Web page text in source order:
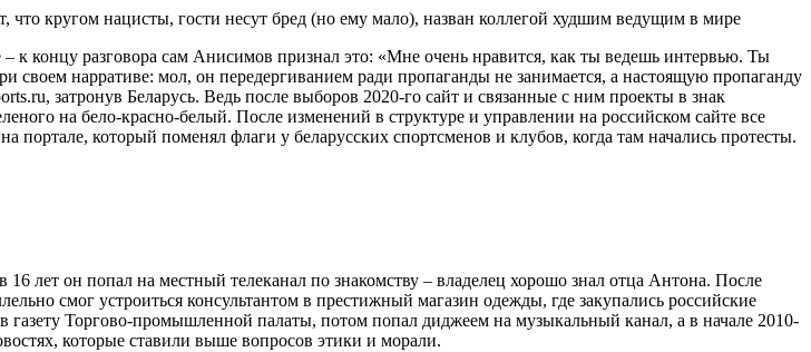
концу разговора сам Анисимов признал это: «Мне очень нравится, как ты ведешь интервью. Ты
нарративе: мол, он передергиванием ради пропаганды не занимается, а настоящую пропаганду
затронув Беларусь. Ведь после выборов 2020-го сайт и связанные с ним проекты в знак
на бело-красно-белый. После изменений в структуре и управлении на российском сайте все
который поменял флаги у беларусских спортсменов и клубов, когда там начались протесты.
лет он попал на местный телеканал по знакомству – владелец хорошо знал отца Антона. После
смог устроиться консультантом в престижный магазин одежды, где закупались российские
Торгово-промышленной палаты, потом попал диджеем на музыкальный канал, а в начале 2010-
которые ставили выше вопросов этики и морали.